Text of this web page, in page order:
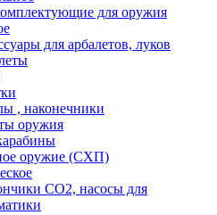
для оружия
для арбалетов, луков
, наконечники
оружия
оружие (СХП)
СО2, насосы для